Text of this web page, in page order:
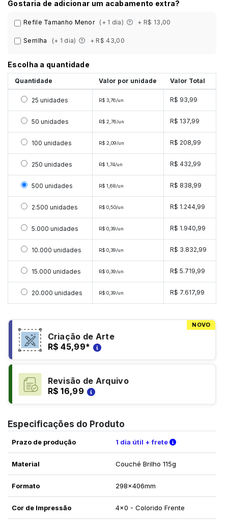
Gostaria de adicionar um acabamento extra?
Refile Tamanho Menor (+ 1 dia) + R$ 13,00
Serrilha (+ 1 dia) + R$ 43,00
Escolha a quantidade
Quantidade Valor por unidade Valor Total
Selecionar 25 unidades
25 unidades R$ 3,76/un R$ 93,99
Selecionar 50 unidades
50 unidades R$ 2,76/un R$ 137,99
Selecionar 100 unidades
100 unidades R$ 2,09/un R$ 208,99
Selecionar 250 unidades
250 unidades R$ 1,74/un R$ 432,99
Selecionar 500 unidades
500 unidades R$ 1,68/un R$ 838,99
Selecionar 2500 unidades
2.500 unidades R$ 0,50/un R$ 1.244,99
Selecionar 5000 unidades
5.000 unidades R$ 0,39/un R$ 1.940,99
Selecionar 10000 unidades
10.000 unidades R$ 0,39/un R$ 3.832,99
Selecionar 15000 unidades
15.000 unidades R$ 0,39/un R$ 5.719,99
Selecionar 20000 unidades
20.000 unidades R$ 0,39/un R$ 7.617,99
NOVO
Criação de Arte
R$ 45,99*
Revisão de Arquivo
R$ 16,99
Especificações do Produto
Prazo de produção 1 dia útil + frete Verifique as
Material Couché Brilho 115g
Formato 298x406mm
Cor de Impressão 4x0 - Colorido Frente